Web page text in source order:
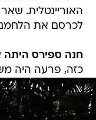
האוריינטלית.
לכרסם את
חנה ספירס היתה
כזה, פרעה היה